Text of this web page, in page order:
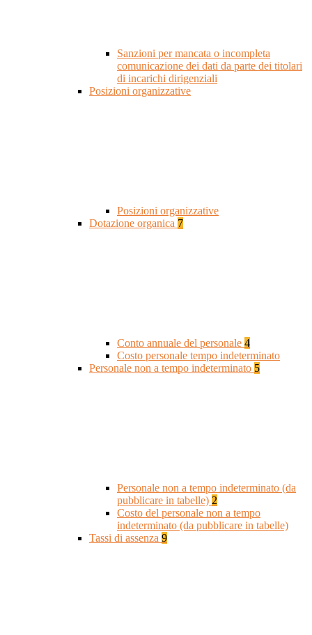
Sanzioni per mancata o incompleta
comunicazione dei dati da parte dei titolari
di incarichi dirigenziali
Posizioni organizzative
Posizioni organizzative
Dotazione organica 7
Conto annuale del personale 4
Costo personale tempo indeterminato
Personale non a tempo indeterminato 5
Personale non a tempo indeterminato (da
pubblicare in tabelle) 2
Costo del personale non a tempo
indeterminato (da pubblicare in tabelle)
Tassi di assenza 9